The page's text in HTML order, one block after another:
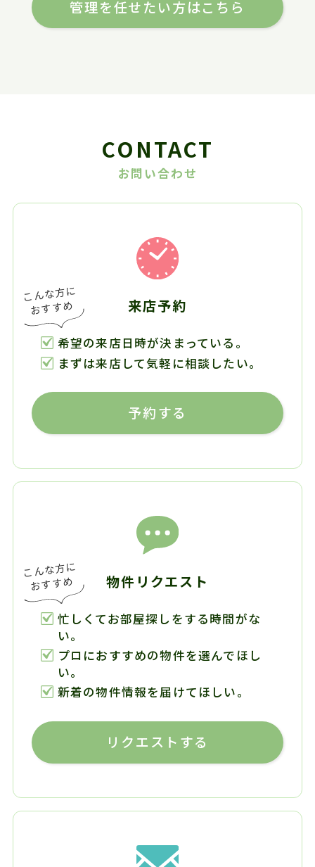
管理を任せたい方はこちら
CONTACT
お問い合わせ
来店予約
希望の来店日時が決まっている。
まずは来店して気軽に相談したい。
予約する
物件リクエスト
忙しくてお部屋探しをする時間がな
い。
プロにおすすめの物件を選んでほし
い。
新着の物件情報を届けてほしい。
リクエストする